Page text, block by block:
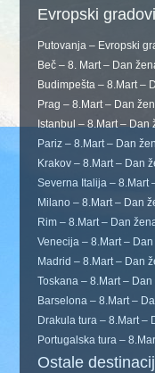
Evropski gradovi
Putovanja – Evropski
Beč – 8. Mart – Dan
Budimpešta – 8.Mart –
Prag – 8.Mart – Dan
Istanbul – 8.Mart – Dan
Pariz – 8.Mart – Dan
Krakov – 8.Mart – Dan
Severna Italija – 8.Mart
Milano – 8.Mart – Dan
Rim – 8.Mart – Dan
Venecija – 8.Mart –
Madrid – 8.Mart – Dan
Toskana – 8.Mart –
Barselona – 8.Mart –
Drakula tura – 8.Mart –
Portugalska tura –
Ostale